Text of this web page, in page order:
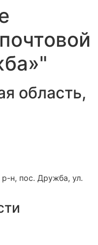
область,
н, пос. Дружба, ул.